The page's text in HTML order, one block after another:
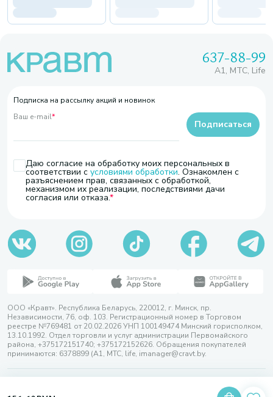
637-88-99
A1, МТС, Life
Подписка на рассылку акций и новинок
Ваш e-mail*
Даю согласие на обработку моих персональных в
соответствии с условиями обработки. Ознакомлен с
разъяснением прав, связанных с обработкой,
механизмом их реализации, последствиями дачи
согласия или отказа.
Подписаться
ООО «Кравт». Республика Беларусь, 220012, г. Минск, пр.
Независимости, 76, оф. 103. Регистрационный номер в Торговом
реестре №769481 от 20.02.2026 УНП 100149474 Минский горисполком,
13.10.1992. Отдел торговли и услуг администрации Первомайского
района, +375172151740; +375172152626. Обращения покупателей
принимаются: 6378899 (А1, МТС, life, imanager@cravt.by.